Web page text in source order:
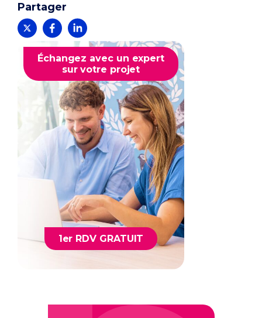
Partager
Échangez avec un expert
sur votre projet
1er RDV GRATUIT